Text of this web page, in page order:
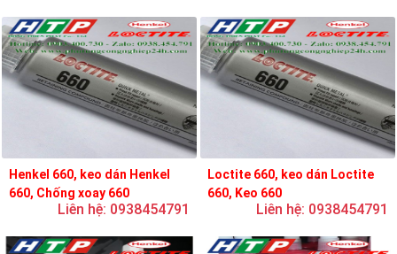
Henkel 660, keo dán Henkel
660, Chống xoay 660
Liên hệ: 0938454791
Loctite 660, keo dán Loctite
660, Keo 660
Liên hệ: 0938454791